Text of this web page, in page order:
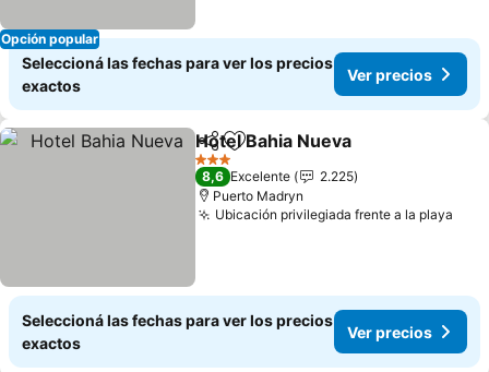
Opción popular
Seleccioná las fechas para ver los precios
exactos
Ver precios
CompartirAñadir a favoritos
Hotel Bahia Nueva
3 Estrellas
8,6 Excelente
2.225
Puerto Madryn
Ubicación privilegiada frente a la playa
Seleccioná las fechas para ver los precios
exactos
Ver precios